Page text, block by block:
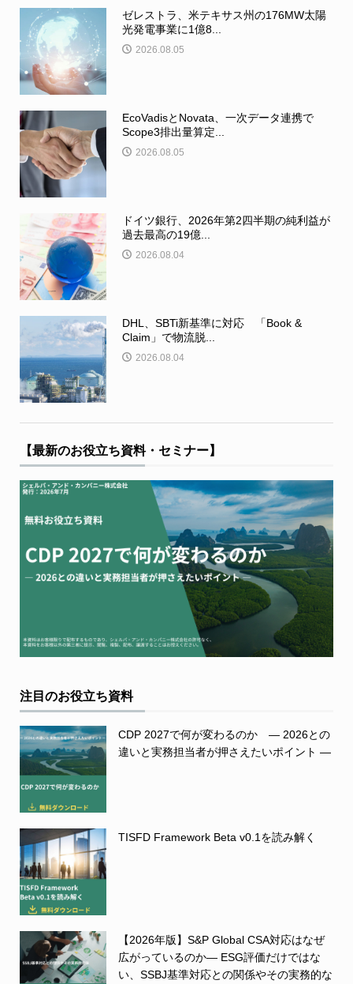
ゼレストラ、米テキサス州の176MW太陽
光発電事業に1億8...
2026.08.05
EcoVadisとNovata、一次データ連携で
Scope3排出量算定...
2026.08.05
ドイツ銀行、2026年第2四半期の純利益が
過去最高の19億...
2026.08.04
DHL、SBTi新基準に対応 「Book &
Claim」で物流脱...
2026.08.04
【最新のお役立ち資料・セミナー】
注目のお役立ち資料
CDP 2027で何が変わるのか ― 2026との
違いと実務担当者が押さえたいポイント ―
TISFD Framework Beta v0.1を読み解く
【2026年版】S&P Global CSA対応はなぜ
広がっているのか― ESG評価だけではな
い、SSBJ基準対応との関係やその実務的な